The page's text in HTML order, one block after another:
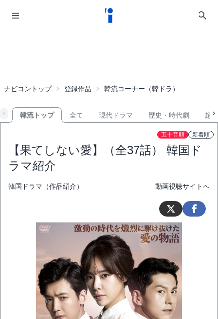
ナビコントップ 登録作品 韓流コーナー（韓ドラ）
韓流トップ 全て 現代ドラマ 歴史・時代劇 超
五十音順 新着順
【果てしない愛】（全37話） 韓国ド
ラマ紹介
韓国ドラマ（作品紹介） 動画視聴サイトへ